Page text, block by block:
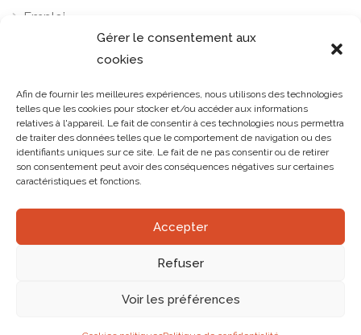
Gérer le consentement aux
cookies
Afin de fournir les meilleures expériences, nous utilisons des technologies
telles que les cookies pour stocker et/ou accéder aux informations
relatives à l'appareil. Le fait de consentir à ces technologies nous permettra
de traiter des données telles que le comportement de navigation ou des
identifiants uniques sur ce site. Le fait de ne pas consentir ou de retirer
son consentement peut avoir des conséquences négatives sur certaines
caractéristiques et fonctions.
Accepter
Refuser
Voir les préférences
Emploi
Cookies politiques
Téléphone:+34 922 798 489
Email:marketing@gourmetlandtenerife.com
© Gourmetland. Todos los derechos reservados.
English (Anglais)
Français